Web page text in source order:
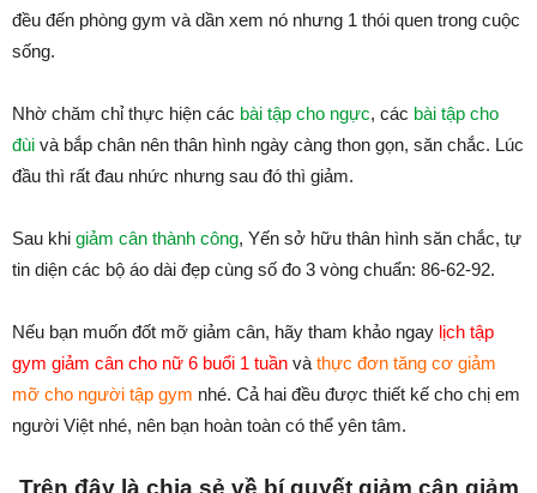
đều đến phòng gym và dần xem nó nhưng 1 thói quen trong cuộc
sống.
Nhờ chăm chỉ thực hiện các bài tập cho ngực, các bài tập cho
đùi và bắp chân nên thân hình ngày càng thon gọn, săn chắc. Lúc
đầu thì rất đau nhức nhưng sau đó thì giảm.
Sau khi giảm cân thành công, Yến sở hữu thân hình săn chắc, tự
tin diện các bộ áo dài đẹp cùng số đo 3 vòng chuẩn: 86-62-92.
Nếu bạn muốn đốt mỡ giảm cân, hãy tham khảo ngay lịch tập
gym giảm cân cho nữ 6 buổi 1 tuần và thực đơn tăng cơ giảm
mỡ cho người tập gym nhé. Cả hai đều được thiết kế cho chị em
người Việt nhé, nên bạn hoàn toàn có thể yên tâm.
Trên đây là chia sẻ về bí quyết giảm cân giảm